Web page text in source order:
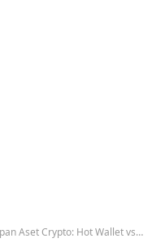
Crypto: Hot Wallet vs Cold Wallet